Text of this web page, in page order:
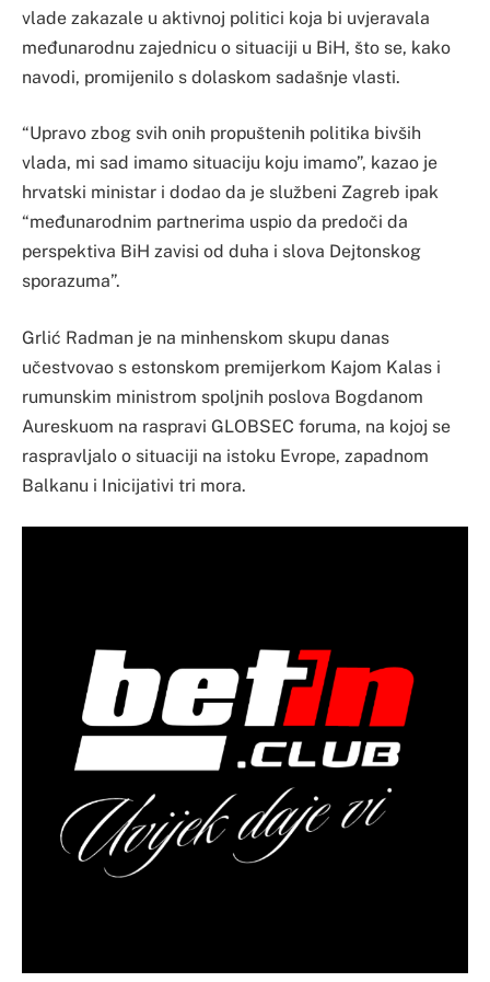
vlade zakazale u aktivnoj politici koja bi uvjeravala
međunarodnu zajednicu o situaciji u BiH, što se, kako
navodi, promijenilo s dolaskom sadašnje vlasti.
“Upravo zbog svih onih propuštenih politika bivših
vlada, mi sad imamo situaciju koju imamo”, kazao je
hrvatski ministar i dodao da je službeni Zagreb ipak
“međunarodnim partnerima uspio da predoči da
perspektiva BiH zavisi od duha i slova Dejtonskog
sporazuma”.
Grlić Radman je na minhenskom skupu danas
učestvovao s estonskom premijerkom Kajom Kalas i
rumunskim ministrom spoljnih poslova Bogdanom
Aureskuom na raspravi GLOBSEC foruma, na kojoj se
raspravljalo o situaciji na istoku Evrope, zapadnom
Balkanu i Inicijativi tri mora.